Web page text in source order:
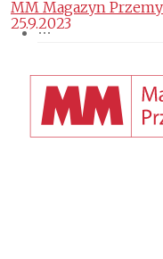
MM Magazyn
25.9.2023